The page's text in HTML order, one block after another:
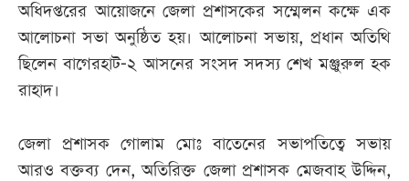
ই-
পেপার
অধিদপ্তরের আয়োজনে জেলা প্রশাসকের সম্মেলন কক্ষে এক
আলোচনা সভা অনুষ্ঠিত হয়। আলোচনা সভায়, প্রধান অতিথি
ছিলেন বাগেরহাট-২ আসনের সংসদ সদস্য শেখ মঞ্জুরুল হক
রাহাদ।
জেলা প্রশাসক গোলাম মোঃ বাতেনের সভাপতিত্বে সভায়
আরও বক্তব্য দেন, অতিরিক্ত জেলা প্রশাসক মেজবাহ উদ্দিন,